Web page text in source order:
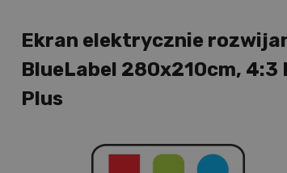
Ekran elektrycznie
BlueLabel 280x210cm, 4:3
Plus